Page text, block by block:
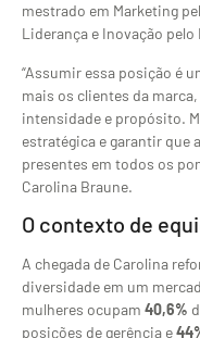
mestrado em Marketing
Liderança e Inovação pelo
“Assumir essa posição é
mais os clientes da
intensidade e propósito.
estratégica e garantir que
presentes em todos os
Carolina Braune.
O contexto de
A chegada de Carolina
diversidade em um
mulheres ocupam 40,6%
posições de gerência e